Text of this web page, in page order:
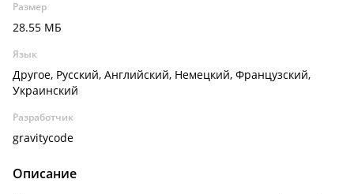
Размер
28.55 МБ
Язык
Другое, Русский, Английский, Немецкий, Французский,
Украинский
Разработчик
gravitycode
Описание